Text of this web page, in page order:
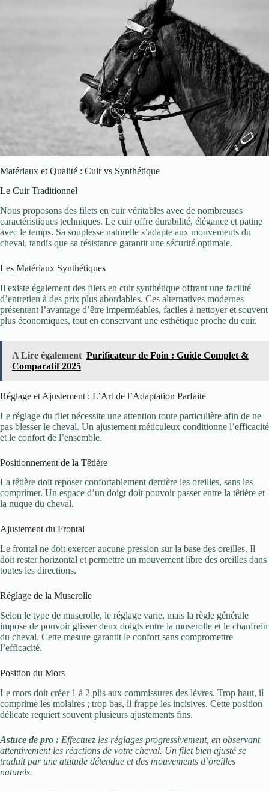
Matériaux et Qualité : Cuir vs Synthétique
Le Cuir Traditionnel
Nous proposons des filets en cuir véritables avec de nombreuses
caractéristiques techniques. Le cuir offre durabilité, élégance et patine
avec le temps. Sa souplesse naturelle s’adapte aux mouvements du
cheval, tandis que sa résistance garantit une sécurité optimale.
Les Matériaux Synthétiques
Il existe également des filets en cuir synthétique offrant une facilité
d’entretien à des prix plus abordables. Ces alternatives modernes
présentent l’avantage d’être imperméables, faciles à nettoyer et souvent
plus économiques, tout en conservant une esthétique proche du cuir.
A Lire également Purificateur de Foin : Guide Complet &
Comparatif 2025
Réglage et Ajustement : L’Art de l’Adaptation Parfaite
Le réglage du filet nécessite une attention toute particulière afin de ne
pas blesser le cheval. Un ajustement méticuleux conditionne l’efficacité
et le confort de l’ensemble.
Positionnement de la Têtière
La têtière doit reposer confortablement derrière les oreilles, sans les
comprimer. Un espace d’un doigt doit pouvoir passer entre la têtière et
la nuque du cheval.
Ajustement du Frontal
Le frontal ne doit exercer aucune pression sur la base des oreilles. Il
doit rester horizontal et permettre un mouvement libre des oreilles dans
toutes les directions.
Réglage de la Muserolle
Selon le type de muserolle, le réglage varie, mais la règle générale
impose de pouvoir glisser deux doigts entre la muserolle et le chanfrein
du cheval. Cette mesure garantit le confort sans compromettre
l’efficacité.
Position du Mors
Le mors doit créer 1 à 2 plis aux commissures des lèvres. Trop haut, il
comprime les molaires ; trop bas, il frappe les incisives. Cette position
délicate requiert souvent plusieurs ajustements fins.
Astuce de pro : Effectuez les réglages progressivement, en observant
attentivement les réactions de votre cheval. Un filet bien ajusté se
traduit par une attitude détendue et des mouvements d’oreilles
naturels.